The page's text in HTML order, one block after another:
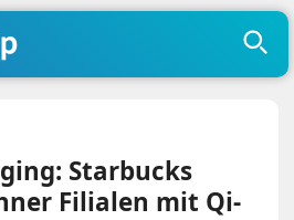
Starbucks
Filialen mit Qi-